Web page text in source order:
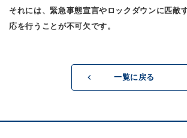
それには、緊急事態宣言やロックダウンに匹敵
応を行うことが不可欠です。
一覧に戻る